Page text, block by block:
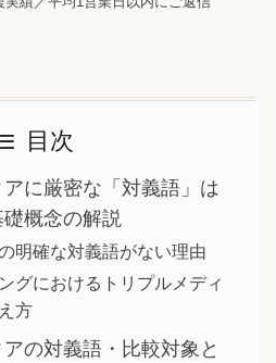
目次
に厳密な「対義語」は
概念の解説
明確な対義語がない理由
グにおけるトリプルメディ
方
の対義語・比較対象と